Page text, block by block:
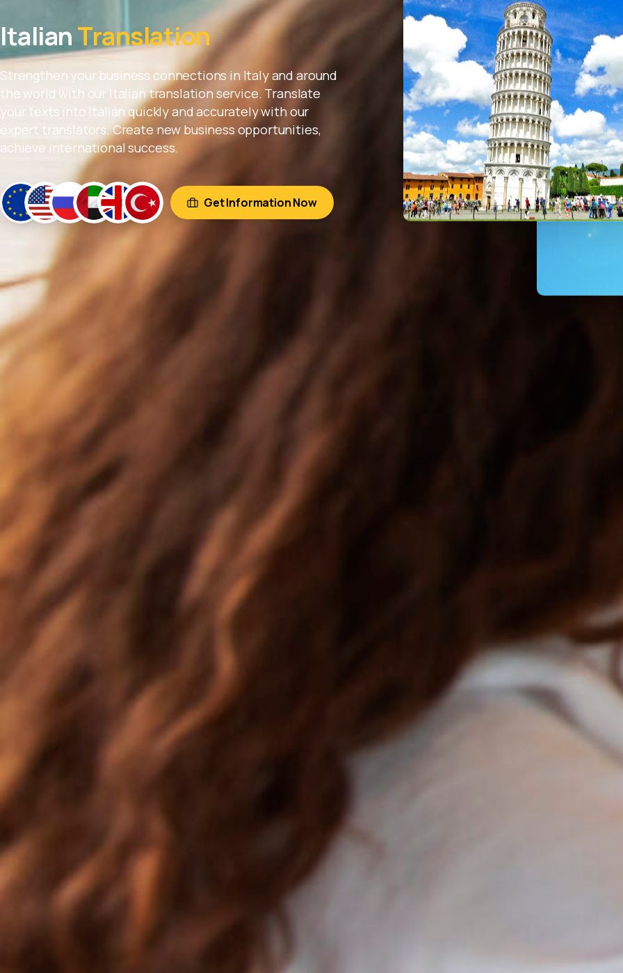
ItalianTranslation
Strengthen your business connections in Italy and around
the world with our Italian translation service. Translate
your texts into Italian quickly and accurately with our
expert translators. Create new business opportunities,
achieve international success.
Get Information Now
Tanışmamıza özel, ilk içeriğiniz tamamen
ücretsiz! Kalitemizi deneyimlemeniz için sizi
davet ediyoruz.
Talep Oluştur
Acele Edin! Tanışmaya Özel İlk İçerik Teklifi31